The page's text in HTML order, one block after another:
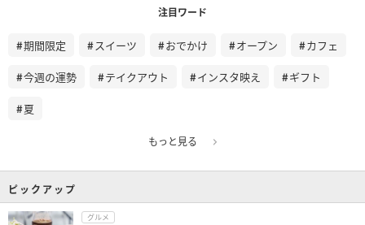
注目ワード
期間限定 スイーツ おでかけ オープン カフェ
今週の運勢 テイクアウト インスタ映え ギフト
夏
もっと見る
ピックアップ
グルメ